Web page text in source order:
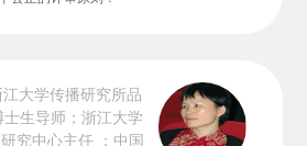
江大学传播研究所品
生导师；浙江大学
究中心主任 ；中国